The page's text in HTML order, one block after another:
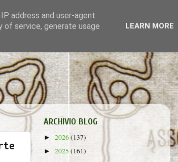
ARCHIVIO BLOG
► 2026(137)
► 2025 (161)
address and user-agent
of service, generate usage
LEARN MORE